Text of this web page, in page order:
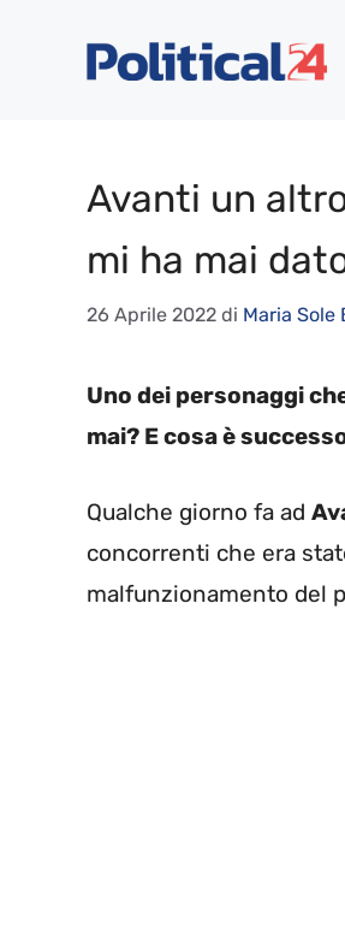
Avanti un
mi ha mai
26 Aprile 2022 di Maria Sole
Uno dei personaggi
mai? E cosa è
Qualche giorno fa ad
concorrenti che era
malfunzionamento del